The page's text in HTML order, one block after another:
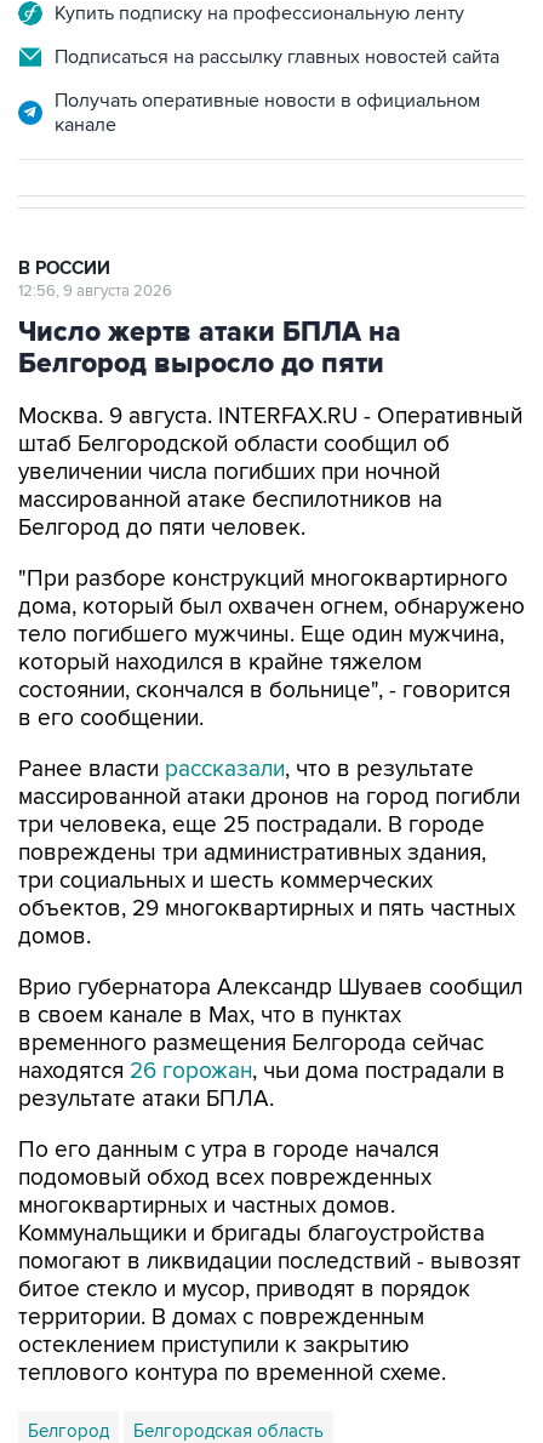
Купить подписку на профессиональную ленту
Подписаться на рассылку главных новостей сайта
Получать оперативные новости в официальном
канале
В РОССИИ
12:56, 9 августа 2026
Число жертв атаки БПЛА на
Белгород выросло до пяти
Москва. 9 августа. INTERFAX.RU - Оперативный
штаб Белгородской области сообщил об
увеличении числа погибших при ночной
массированной атаке беспилотников на
Белгород до пяти человек.
"При разборе конструкций многоквартирного
дома, который был охвачен огнем, обнаружено
тело погибшего мужчины. Еще один мужчина,
который находился в крайне тяжелом
состоянии, скончался в больнице", - говорится
в его сообщении.
Ранее власти рассказали, что в результате
массированной атаки дронов на город погибли
три человека, еще 25 пострадали. В городе
повреждены три административных здания,
три социальных и шесть коммерческих
объектов, 29 многоквартирных и пять частных
домов.
Врио губернатора Александр Шуваев сообщил
в своем канале в Мах, что в пунктах
временного размещения Белгорода сейчас
находятся 26 горожан, чьи дома пострадали в
результате атаки БПЛА.
По его данным с утра в городе начался
подомовый обход всех поврежденных
многоквартирных и частных домов.
Коммунальщики и бригады благоустройства
помогают в ликвидации последствий - вывозят
битое стекло и мусор, приводят в порядок
территории. В домах с поврежденным
остеклением приступили к закрытию
теплового контура по временной схеме.
Белгород Белгородская область